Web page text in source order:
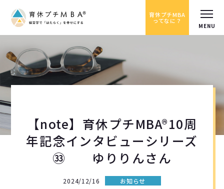
育休プチMBA
ってなに？
【note】育休プチMBA®10周
年記念インタビューシリーズ
㉝ ゆりりんさん
2024/12/16 お知らせ